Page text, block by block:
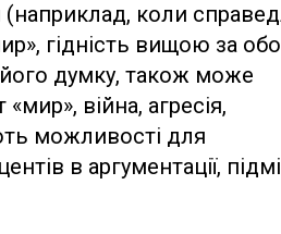
коли
гідність вищою за
думку, також може
війна, агресія,
можливості для
в аргументації,